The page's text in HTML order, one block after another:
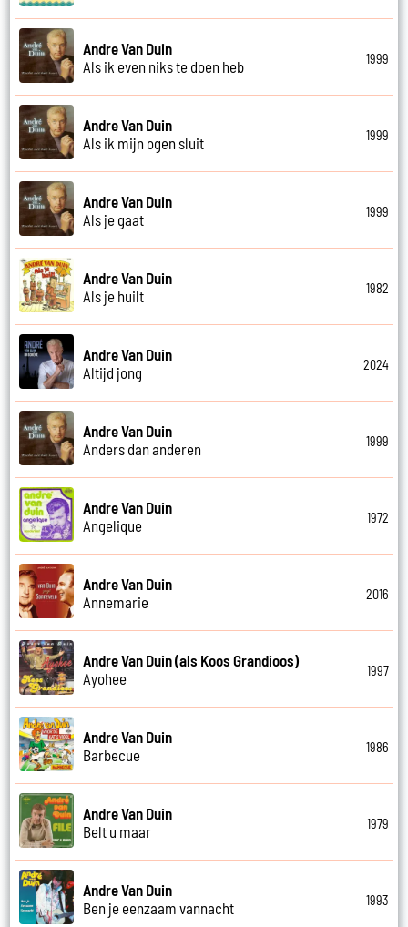
Andre Van Duin
Als ik even niks te doen heb
1999
Andre Van Duin
Als ik mijn ogen sluit
1999
Andre Van Duin
Als je gaat
1999
Andre Van Duin
Als je huilt
1982
Andre Van Duin
Altijd jong
2024
Andre Van Duin
Anders dan anderen
1999
Andre Van Duin
Angelique
1972
Andre Van Duin
Annemarie
2016
Andre Van Duin (als Koos Grandioos)
Ayohee
1997
Andre Van Duin
Barbecue
1986
Andre Van Duin
Belt u maar
1979
Andre Van Duin
Ben je eenzaam vannacht
1993